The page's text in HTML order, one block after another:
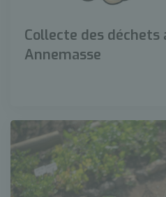
Collecte des
Annemasse